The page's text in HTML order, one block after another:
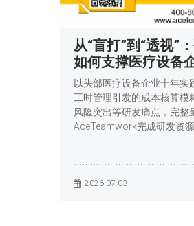
从“盲打”到“透视”
如何支撑医疗设备
以头部医疗设备企业十年实
工时管理引发的成本核算模
风险突出等研发痛点，完整
AceTeamwork完成研发资
2026-07-03